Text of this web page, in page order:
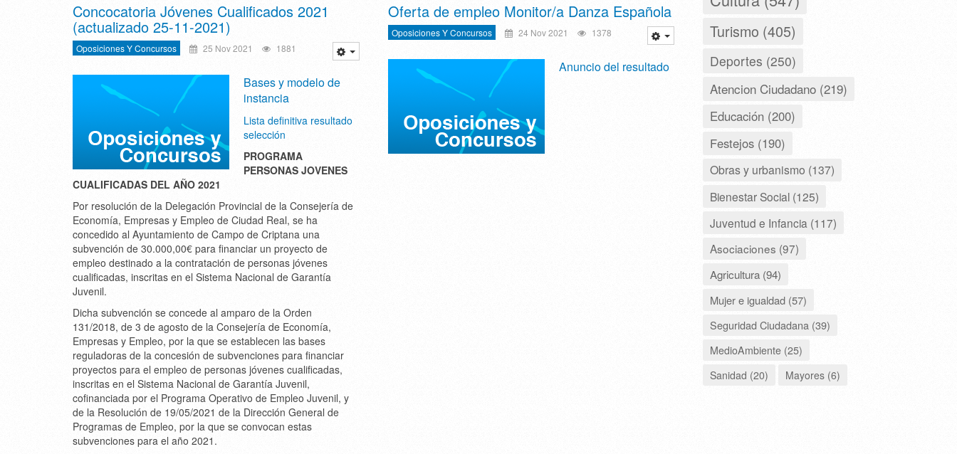
Concocatoria Jóvenes Cualificados 2021
(actualizado 25-11-2021)
Oposiciones Y Concursos 25 Nov 2021 1881
Bases y modelo de
instancia
Lista definitiva resultado
selección
PROGRAMA
PERSONAS JOVENES
CUALIFICADAS DEL AÑO 2021
Por resolución de la Delegación Provincial de la Consejería de
Economía, Empresas y Empleo de Ciudad Real, se ha
concedido al Ayuntamiento de Campo de Criptana una
subvención de 30.000,00€ para financiar un proyecto de
empleo destinado a la contratación de personas jóvenes
cualificadas, inscritas en el Sistema Nacional de Garantía
Juvenil.
Dicha subvención se concede al amparo de la Orden
131/2018, de 3 de agosto de la Consejería de Economía,
Empresas y Empleo, por la que se establecen las bases
reguladoras de la concesión de subvenciones para financiar
proyectos para el empleo de personas jóvenes cualificadas,
inscritas en el Sistema Nacional de Garantía Juvenil,
cofinanciada por el Programa Operativo de Empleo Juvenil, y
de la Resolución de 19/05/2021 de la Dirección General de
Programas de Empleo, por la que se convocan estas
subvenciones para el año 2021.
Oferta de empleo Monitor/a Danza Española
Oposiciones Y Concursos 24 Nov 2021 1378
Anuncio del resultado
Turismo (405)
Deportes (250)
Atencion Ciudadano (219)
Educación (200)
Festejos (190)
Obras y urbanismo (137)
Bienestar Social (125)
Juventud e Infancia (117)
Asociaciones (97)
Agricultura (94)
Mujer e igualdad (57)
Seguridad Ciudadana (39)
MedioAmbiente (25)
Sanidad (20)
Mayores (6)